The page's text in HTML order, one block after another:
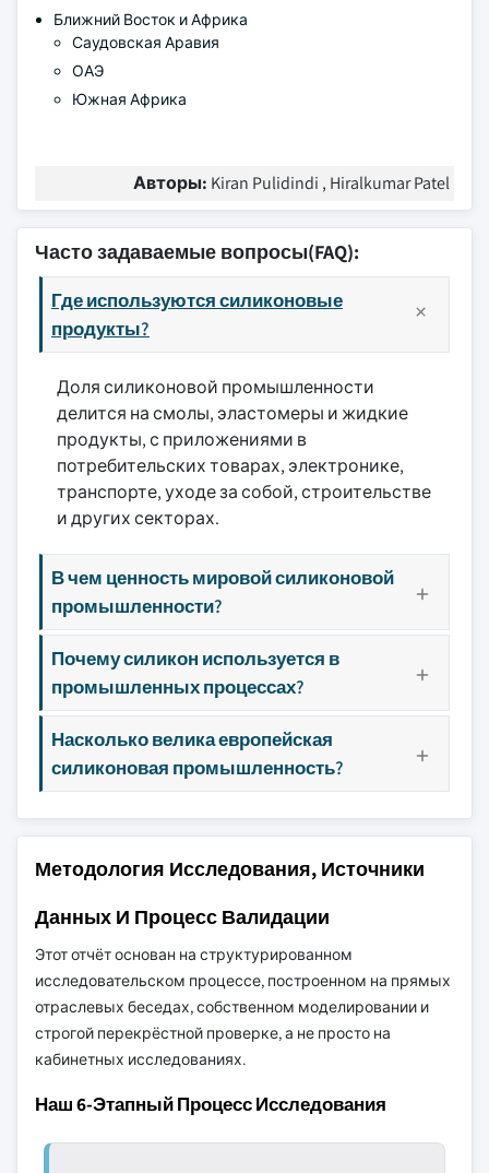
Ближний Восток и Африка
Саудовская Аравия
ОАЭ
Южная Африка
Авторы: Kiran Pulidindi , Hiralkumar Patel
Часто задаваемые вопросы(FAQ):
Где используются силиконовые
продукты?
Доля силиконовой промышленности
делится на смолы, эластомеры и жидкие
продукты, с приложениями в
потребительских товарах, электронике,
транспорте, уходе за собой, строительстве
и других секторах.
В чем ценность мировой силиконовой
промышленности?
Почему силикон используется в
промышленных процессах?
Насколько велика европейская
силиконовая промышленность?
Методология Исследования, Источники
Данных И Процесс Валидации
Этот отчёт основан на структурированном
исследовательском процессе, построенном на прямых
отраслевых беседах, собственном моделировании и
строгой перекрёстной проверке, а не просто на
кабинетных исследованиях.
Наш 6-Этапный Процесс Исследования